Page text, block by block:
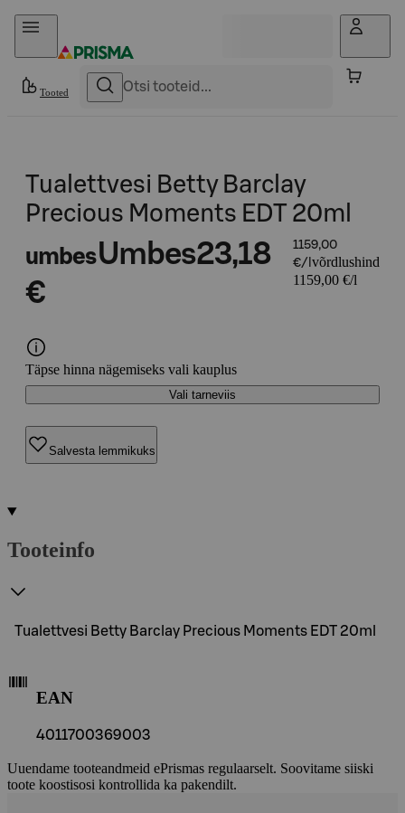
Otse sisu juurde
Tooted
Tualettvesi Betty Barclay
Precious Moments EDT 20ml
umbesUmbes23,18
€
1159,00
€/l võrdlushind
1159,00 €/l
Täpse hinna nägemiseks vali kauplus
Vali tarneviis
Salvesta lemmikuks
Tooteinfo
Tualettvesi Betty Barclay Precious Moments EDT 20ml
EAN
4011700369003
Uuendame tooteandmeid ePrismas regulaarselt. Soovitame siiski
toote koostisosi kontrollida ka pakendilt.